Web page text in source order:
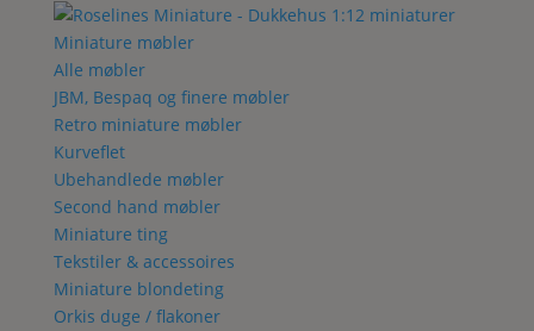
Miniature møbler
Alle møbler
JBM, Bespaq og finere møbler
Retro miniature møbler
Kurveflet
Ubehandlede møbler
Second hand møbler
Miniature ting
Tekstiler & accessoires
Miniature blondeting
Orkis duge / flakoner